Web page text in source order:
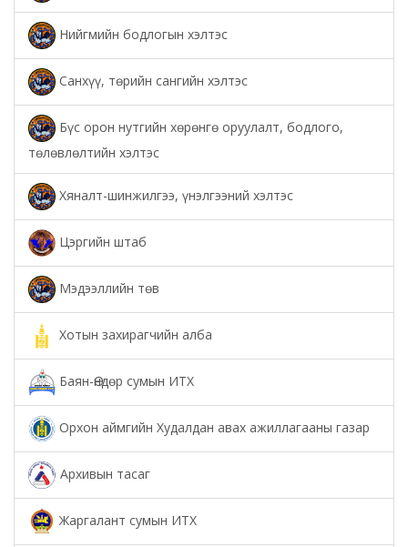
Нийгмийн бодлогын хэлтэс
Санхүү, төрийн сангийн хэлтэс
Бүс орон нутгийн хөрөнгө оруулалт, бодлого,
төлөвлөлтийн хэлтэс
Хяналт-шинжилгээ, үнэлгээний хэлтэс
Цэргийн штаб
Мэдээллийн төв
Хотын захирагчийн алба
Баян-Өндөр сумын ИТХ
Орхон аймгийн Худалдан авах ажиллагааны газар
Архивын тасаг
Жаргалант сумын ИТХ